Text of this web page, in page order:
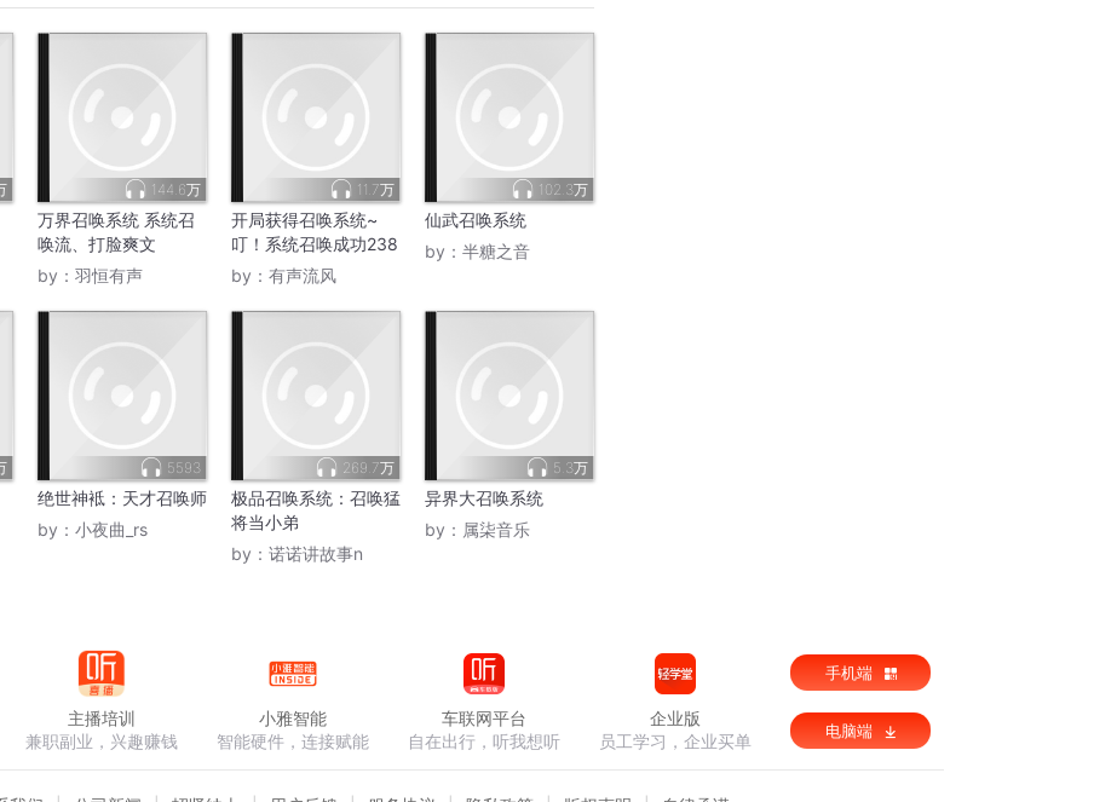
144.6万
万界召唤系统 系统召
唤流、打脸爽文
by： 羽恒有声
11.7万
开局获得召唤系统~
叮！系统召唤成功238
by： 有声流风
102.3万
仙武召唤系统
by： 半糖之音
5593
绝世神袛：天才召唤师
by： 小夜曲_rs
269.7万
极品召唤系统：召唤猛
将当小弟
by： 诺诺讲故事n
5.3万
异界大召唤系统
by： 属柒音乐
主播培训
兼职副业，兴趣赚钱
小雅智能
智能硬件，连接赋能
车联网平台
自在出行，听我想听
企业版
员工学习，企业买单
手机端
电脑端